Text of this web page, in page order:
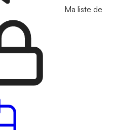
Ma liste de